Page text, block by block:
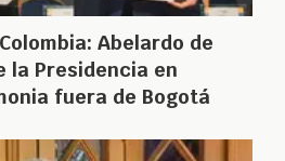
Abelardo de
la Presidencia en
fuera de Bogotá